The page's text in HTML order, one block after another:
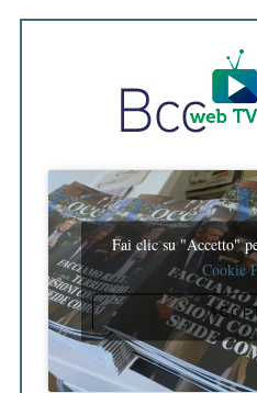
Fai clic su "Accetto"
Cookie